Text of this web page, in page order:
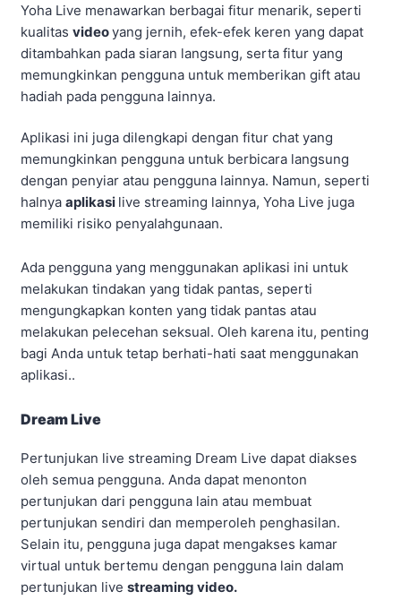
Yoha Live menawarkan berbagai fitur menarik, seperti
kualitas videoyang jernih, efek-efek keren yang dapat
ditambahkan pada siaran langsung, serta fitur yang
memungkinkan pengguna untuk memberikan gift atau
hadiah pada pengguna lainnya.
Aplikasi ini juga dilengkapi dengan fitur chat yang
memungkinkan pengguna untuk berbicara langsung
dengan penyiar atau pengguna lainnya. Namun, seperti
halnya aplikasi live streaming lainnya, Yoha Live juga
memiliki risiko penyalahgunaan.
Ada pengguna yang menggunakan aplikasi ini untuk
melakukan tindakan yang tidak pantas, seperti
mengungkapkan konten yang tidak pantas atau
melakukan pelecehan seksual. Oleh karena itu, penting
bagi Anda untuk tetap berhati-hati saat menggunakan
aplikasi..
Dream Live
Pertunjukan live streaming Dream Live dapat diakses
oleh semua pengguna. Anda dapat menonton
pertunjukan dari pengguna lain atau membuat
pertunjukan sendiri dan memperoleh penghasilan.
Selain itu, pengguna juga dapat mengakses kamar
virtual untuk bertemu dengan pengguna lain dalam
pertunjukan live streaming video.